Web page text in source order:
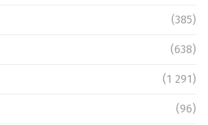
(385)
(638)
(1 291)
(96)